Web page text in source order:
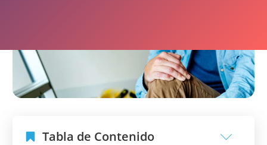
Tabla de Contenido